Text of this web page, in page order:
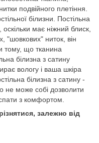
подвійного плетіння.
білизни. Постільна
має ніжний блиск,
"шовкових" ниток, він
тому, що тканина
білизна з сатину
вологу і ваша шкіра
білизна з сатину -
не може собі дозволити
з комфортом.
залежно від